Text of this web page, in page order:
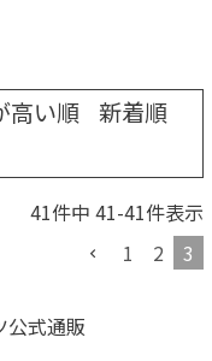
高い順
新着順
41件中 41-41件表示
1
2 3
式通販